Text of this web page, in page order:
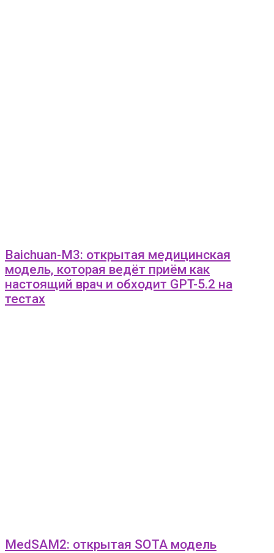
Baichuan-M3: открытая медицинская
модель, которая ведёт приём как
настоящий врач и обходит GPT-5.2 на
тестах
MedSAM2: открытая SOTA модель